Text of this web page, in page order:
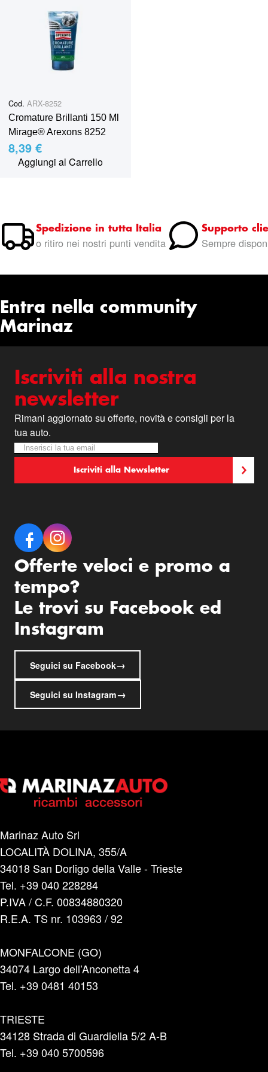
Cod. ARX-8252
Cromature Brillanti 150 Ml
Mirage® Arexons 8252
8,39 €
Aggiungi al Carrello
Spedizione in tutta Italia
o ritiro nei nostri punti vendita
Supporto
Sempre
Entra nella community
Marinaz
Iscriviti alla nostra
newsletter
Rimani aggiornato su offerte, novità e consigli per la
tua auto.
Newsletter
Iscriviti alla nostra Newsletter:
Iscriviti alla Newsletter
Offerte veloci e promo a
tempo?
Le trovi su Facebook ed
Instagram
Seguici su Facebook→
Seguici su Instagram→
Marinaz Auto Srl
LOCALITÀ DOLINA, 355/A
34018 San Dorligo della Valle - Trieste
Tel. +39 040 228284
P.IVA / C.F. 00834880320
R.E.A. TS nr. 103963 / 92
MONFALCONE (GO)
34074 Largo dell’Anconetta 4
Tel. +39 0481 40153
TRIESTE
34128 Strada di Guardiella 5/2 A-B
Tel. +39 040 5700596